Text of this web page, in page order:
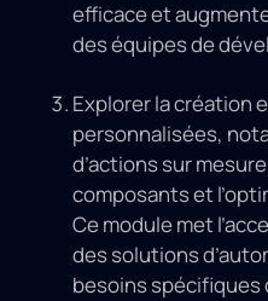
efficace et
des équipes de
Explorer la création
personnalisées,
d’actions sur
composants et
Ce module met
des solutions
besoins spécifiques